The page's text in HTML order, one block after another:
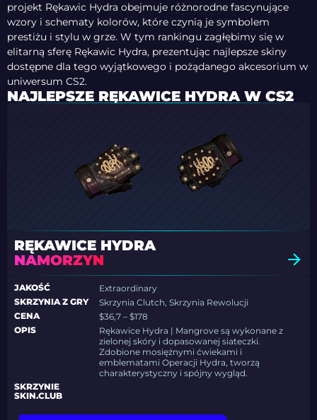
projekt Rękawic Hydra obejmuje różnorodne fascynujące
wzory i schematy kolorów, które czynią je symbolem
prestiżu i stylu w grze. W tym rankingu zagłębimy się w
elitarną sferę Rękawic Hydra, prezentując najlepsze skiny
dostępne dla tego wyjątkowego i pożądanego akcesorium w
uniwersum CS2.
NAJLEPSZE RĘKAWICE HYDRA W CS2
RĘKAWICE HYDRA
NAMORZYN
JAKOŚĆ
Extraordinary
SKRZYNIA Z GRY
Skrzynia Clutch, Skrzynia Rewolucji
CENA
$36,7 – $178
OPIS
Rękawice Hydra | Mangrove są wykonane z
zielonej skóry i dopasowanej siateczki.
Zdobione mosiężnymi ćwiekami i
emblematami Operacji Hydra, tworzą
charakterystyczny i spójny wygląd.
SKRZYNIE
SKIN.CLUB